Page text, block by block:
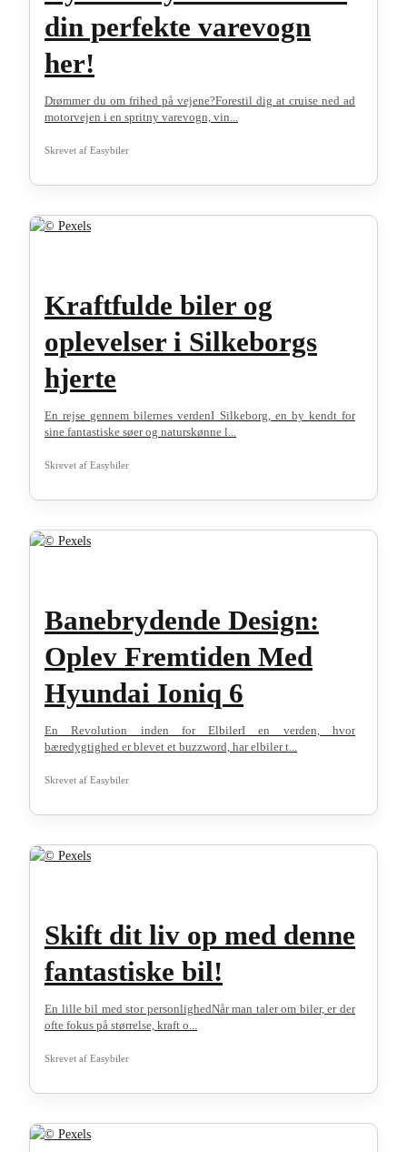
din perfekte varevogn
her!
Drømmer du om frihed på vejene?Forestil dig at cruise ned ad
motorvejen i en spritny varevogn, vin...
Skrevet af Easybiler
Kraftfulde biler og
oplevelser i Silkeborgs
hjerte
En rejse gennem bilernes verdenI Silkeborg, en by kendt for
sine fantastiske søer og naturskønne l...
Skrevet af Easybiler
Banebrydende Design:
Oplev Fremtiden Med
Hyundai Ioniq 6
En Revolution inden for ElbilerI en verden, hvor
bæredygtighed er blevet et buzzword, har elbiler t...
Skrevet af Easybiler
Skift dit liv op med denne
fantastiske bil!
En lille bil med stor personlighedNår man taler om biler, er der
ofte fokus på størrelse, kraft o...
Skrevet af Easybiler